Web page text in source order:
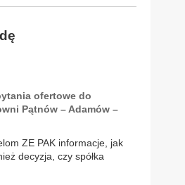
ofertowe do
Pątnów – Adamów –
ZE PAK informacje, jak
decyzja, czy spółka